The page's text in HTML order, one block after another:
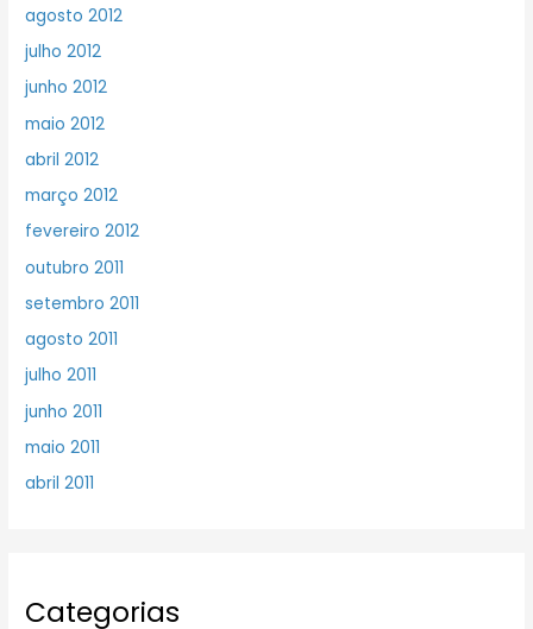
agosto 2012
julho 2012
junho 2012
maio 2012
abril 2012
março 2012
fevereiro 2012
outubro 2011
setembro 2011
agosto 2011
julho 2011
junho 2011
maio 2011
abril 2011
Categorias